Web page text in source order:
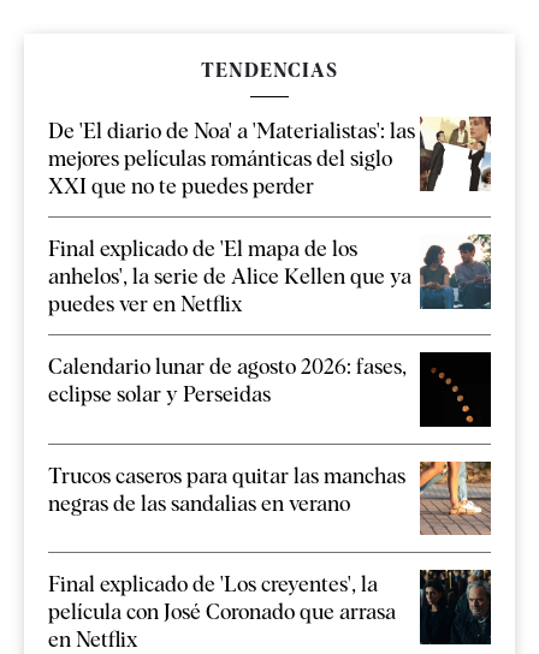
TENDENCIAS
De 'El diario de Noa' a 'Materialistas': las
mejores películas románticas del siglo
XXI que no te puedes perder
Final explicado de 'El mapa de los
anhelos', la serie de Alice Kellen que ya
puedes ver en Netflix
Calendario lunar de agosto 2026: fases,
eclipse solar y Perseidas
Trucos caseros para quitar las manchas
negras de las sandalias en verano
Final explicado de 'Los creyentes', la
película con José Coronado que arrasa
en Netflix